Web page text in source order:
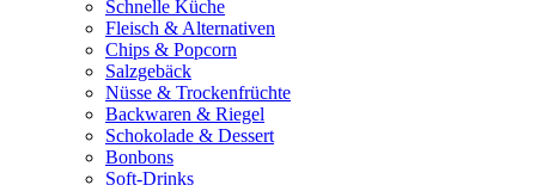
Schnelle Küche
Fleisch & Alternativen
Chips & Popcorn
Salzgebäck
Nüsse & Trockenfrüchte
Backwaren & Riegel
Schokolade & Dessert
Bonbons
Soft-Drinks